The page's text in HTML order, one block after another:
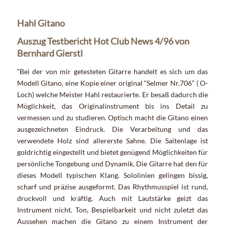
Hahl Gitano
Auszug Testbericht Hot Club News 4/96 von
Bernhard Gierstl
“Bei der von mir getesteten Gitarre handelt es sich um das
Modell Gitano, eine Kopie einer original “Selmer Nr.706” ( O-
Loch) welche Meister Hahl restaurierte. Er besaß dadurch die
Möglichkeit, das Originalinstrument bis ins Detail zu
vermessen und zu studieren. Optisch macht die Gitano einen
ausgezeichneten Eindruck. Die Verarbeitung und das
verwendete Holz sind allererste Sahne. Die Saitenlage ist
goldrichtig eingestellt und bietet genügend Möglichkeiten für
persönliche Tongebung und Dynamik. Die Gitarre hat den für
dieses Modell typischen Klang. Sololinien gelingen bissig,
scharf und präzise ausgeformt. Das Rhythmusspiel ist rund,
druckvoll und kräftig. Auch mit Lautstärke geizt das
Instrument nicht. Ton, Bespielbarkeit und nicht zuletzt das
Aussehen machen die Gitano zu einem Instrument der